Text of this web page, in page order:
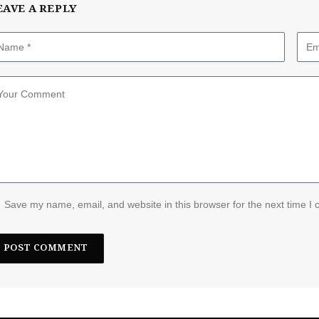
A REPLY
Save my name, email, and website in this browser for the next time I